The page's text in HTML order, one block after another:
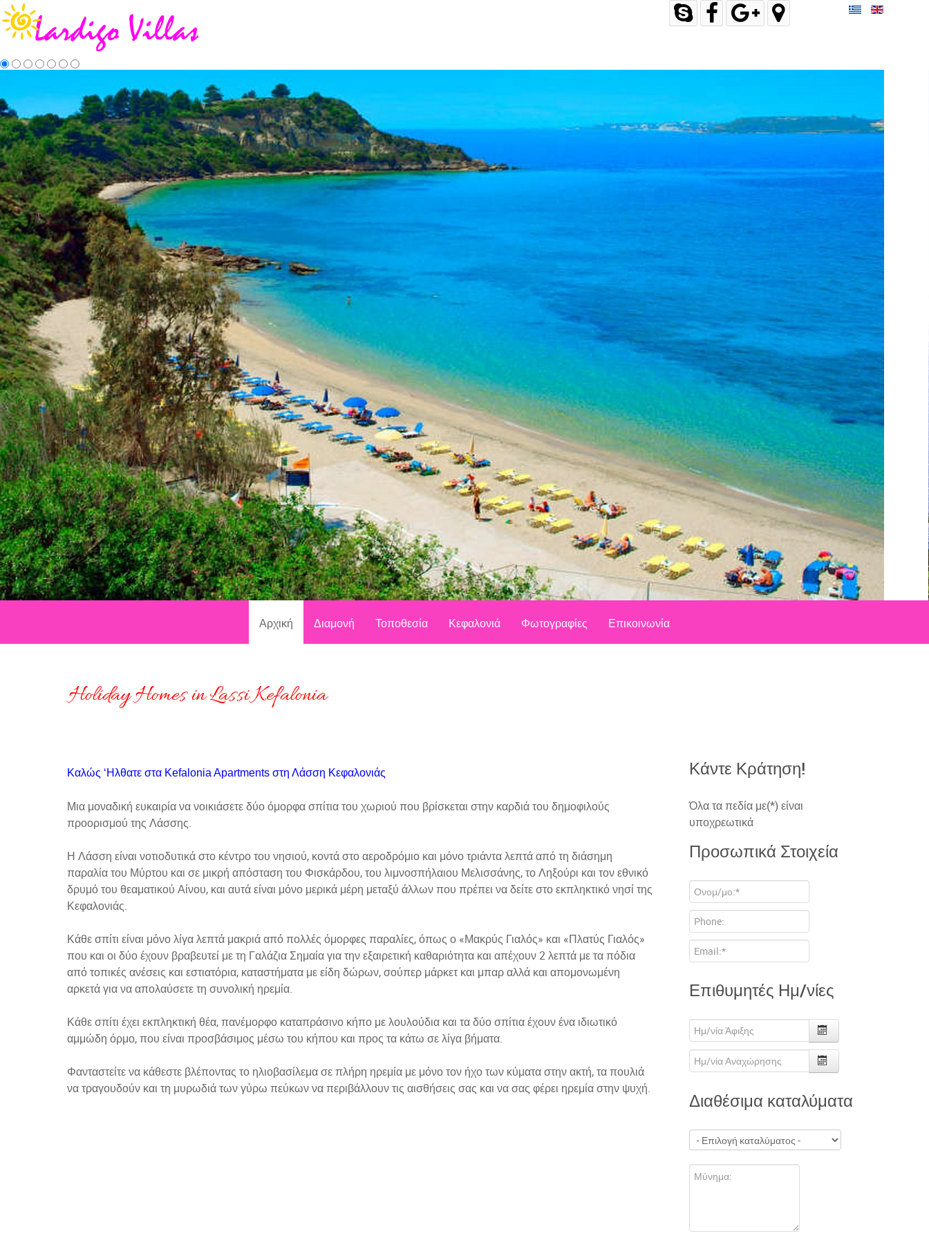
Αρχική Διαμονή Τοποθεσία Κεφαλονιά Φωτογραφίες Επικοινωνία
Holiday Homes in Lassi Kefalonia
Καλώς ‘Ηλθατε στα Kefalonia Apartments στη Λάσση Κεφαλονιάς
Μια μοναδική ευκαιρία να νοικιάσετε δύο όμορφα σπίτια του χωριού που βρίσκεται στην καρδιά του δημοφιλούς
προορισμού της Λάσσης.
Η Λάσση είναι νοτιοδυτικά στο κέντρο του νησιού, κοντά στο αεροδρόμιο και μόνο τριάντα λεπτά από τη διάσημη
παραλία του Μύρτου και σε μικρή απόσταση του Φισκάρδου, του λιμνοσπήλαιου Μελισσάνης, το Ληξούρι και τον εθνικό
δρυμό του θεαματικού Αίνου, και αυτά είναι μόνο μερικά μέρη μεταξύ άλλων που πρέπει να δείτε στο εκπληκτικό νησί της
Κεφαλονιάς.
Κάθε σπίτι είναι μόνο λίγα λεπτά μακριά από πολλές όμορφες παραλίες, όπως ο «Μακρύς Γιαλός» και «Πλατύς Γιαλός»
που και οι δύο έχουν βραβευτεί με τη Γαλάζια Σημαία για την εξαιρετική καθαριότητα και απέχουν 2 λεπτά με τα πόδια
από τοπικές ανέσεις και εστιατόρια, καταστήματα με είδη δώρων, σούπερ μάρκετ και μπαρ αλλά και απομονωμένη
αρκετά για να απολαύσετε τη συνολική ηρεμία.
Κάθε σπίτι έχει εκπληκτική θέα, πανέμορφο καταπράσινο κήπο με λουλούδια και τα δύο σπίτια έχουν ένα ιδιωτικό
αμμώδη όρμο, που είναι προσβάσιμος μέσω του κήπου και προς τα κάτω σε λίγα βήματα.
Φανταστείτε να κάθεστε βλέποντας το ηλιοβασίλεμα σε πλήρη ηρεμία με μόνο τον ήχο των κύματα στην ακτή, τα πουλιά
να τραγουδούν και τη μυρωδιά των γύρω πεύκων να περιβάλλουν τις αισθήσεις σας και να σας φέρει ηρεμία στην ψυχή.
Κάντε Κράτηση!
Όλα τα πεδία με(*) είναι
υποχρεωτικά
Προσωπικά Στοιχεία
Επιθυμητές Ημ/νίες
Διαθέσιμα καταλύματα